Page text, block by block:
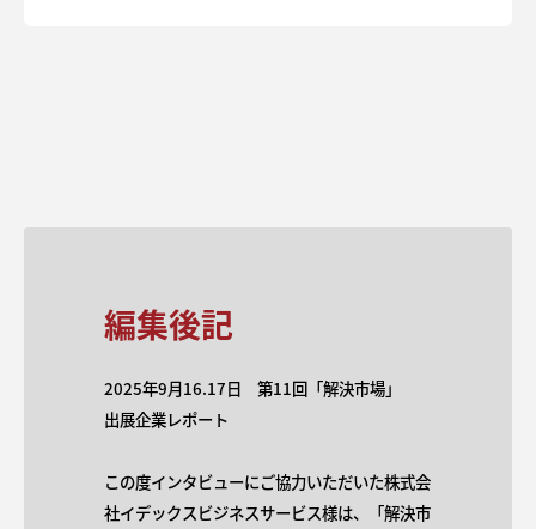
けでなく、電話、チャット、ファイル共有、カレンダ
これからの働き方を支える新しい電話のかたちとして、
ぜひ当ブースで実際にご体感ください。
編集後記
2025年9月16.17日 第11回「解決市場」
出展企業レポート
この度インタビューにご協力いただいた株式会
社イデックスビジネスサービス様は、「解決市